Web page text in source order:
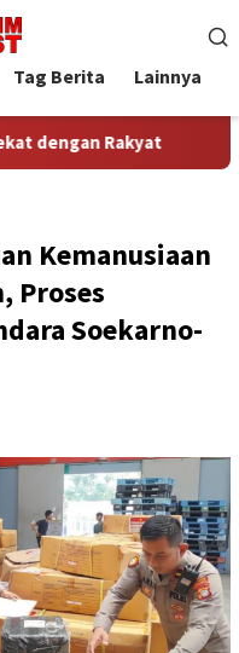
Tag Berita Lainnya
Rakyat
Kemanusiaan
Proses
Soekarno-